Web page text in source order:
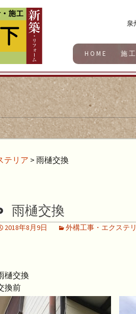
泉
HOME 施
テリア > 雨樋交換
雨樋交換
2018年8月9日 外構工事・エクステ
樋交換
換前